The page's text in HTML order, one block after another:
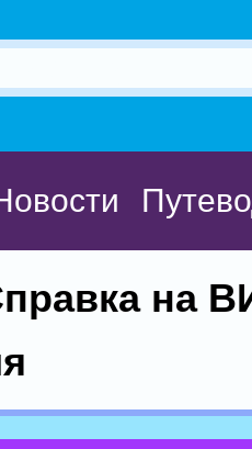
на